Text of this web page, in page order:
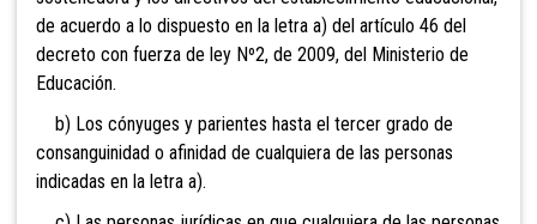
de acuerdo a lo dispuesto en la letra a) del artículo 46 del
decreto con fuerza de ley Nº2, de 2009, del Ministerio de
Educación.
b) Los cónyuges y parientes hasta el tercer grado de
consanguinidad o afinidad de cualquiera de las personas
indicadas en la letra a).